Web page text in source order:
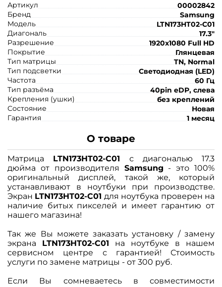
Артикул
00002842
Бренд
Samsung
Модель
LTN173HT02-C01
Диагональ
17.3"
Разрешение
1920x1080 Full HD
Покрытие
Глянцевая
Тип матрицы
TN, Normal
Тип подсветки
Светодиодная (LED)
Частота
60 Гц
Тип разъёма
40pin eDP, слева
Крепления (ушки)
без креплений
Состояние
Новая
Гарантия
1 месяц
О товаре
Матрица LTN173HT02-C01 с диагональю 17.3
дюйма от производителя Samsung - это 100%
оригинальный дисплей, такой же, который
устанавливают в ноутбуки при производстве.
Экран LTN173HT02-C01 для ноутбука проверен на
наличие битых пикселей и имеет гарантию от
нашего магазина!
Так же Вы можете заказать установку / замену
экрана LTN173HT02-C01 на ноутбуке в нашем
сервисном центре с гарантией! Стоимость
услуги по замене матрицы - от 300 руб.
Если Вы сомневаетесь в совместимости